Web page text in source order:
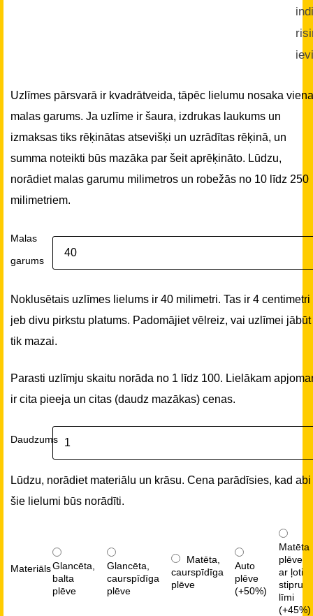
Uzlīmes pārsvarā ir kvadrātveida, tāpēc lielumu nosaka
malas garums. Ja uzlīme ir šaura, izdrukas laukums un
izmaksas tiks rēķinātas atsevišķi un uzrādītas rēķinā, un
summa noteikti būs mazāka par šeit aprēķināto. Lūdzu,
norādiet malas garumu milimetros un robežās no 10 līdz 250
milimetriem.
Malas
garums
Noklusētais uzlīmes lielums ir 40 milimetri. Tas ir 4 centimetri
jeb divu pirkstu platums. Padomājiet vēlreiz, vai uzlīmei jābūt
tik mazai.
Parasti uzlīmju skaitu norāda no 1 līdz 100. Lielākam
ir cita pieeja un citas (daudz mazākas) cenas.
Daudzums
Lūdzu, norādiet materiālu un krāsu. Cena parādīsies, kad abi
šie lielumi būs norādīti.
MateriālsGlancēta,
balta
plēve
Glancēta,
caurspīdīga
plēve
Matēta,
caurspīdīga
plēve
Auto
plēve
(+50%)
Matēta
plēve
ar ļoti
stipru
līmi
(+45%)